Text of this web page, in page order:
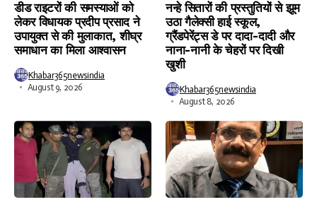
डीड राइटरों की समस्याओं को
लेकर विधायक प्रदीप प्रसाद ने
उपायुक्त से की मुलाकात, शीघ्र
समाधान का मिला आश्वासन
Khabar365newsindia
August 9, 2026
नन्हे सितारों की प्रस्तुतियों से झूम
उठा गैलेक्सी हाई स्कूल,
ग्रैंडपेरेंट्स डे पर दादा-दादी और
नाना-नानी के चेहरों पर दिखी
खुशी
Khabar365newsindia
August 8, 2026